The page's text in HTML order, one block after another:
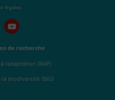
légales
de recherche
l’adaptation (BAP)
la biodiversité (BIG)